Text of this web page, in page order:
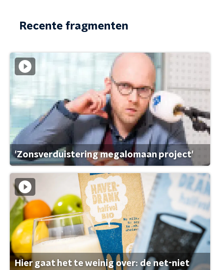
Recente fragmenten
'Zonsverduistering megalomaan project'
Hier gaat het te weinig over: de net-niet